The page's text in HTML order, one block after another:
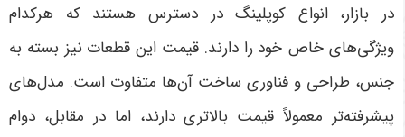
در بازار، انواع کوپلینگ در دسترس هستند که هرکدام
ویژگی‌های خاص خود را دارند. قیمت این قطعات نیز بسته به
جنس، طراحی و فناوری ساخت آن‌ها متفاوت است. مدل‌های
پیشرفته‌تر معمولاً قیمت بالاتری دارند، اما در مقابل، دوام